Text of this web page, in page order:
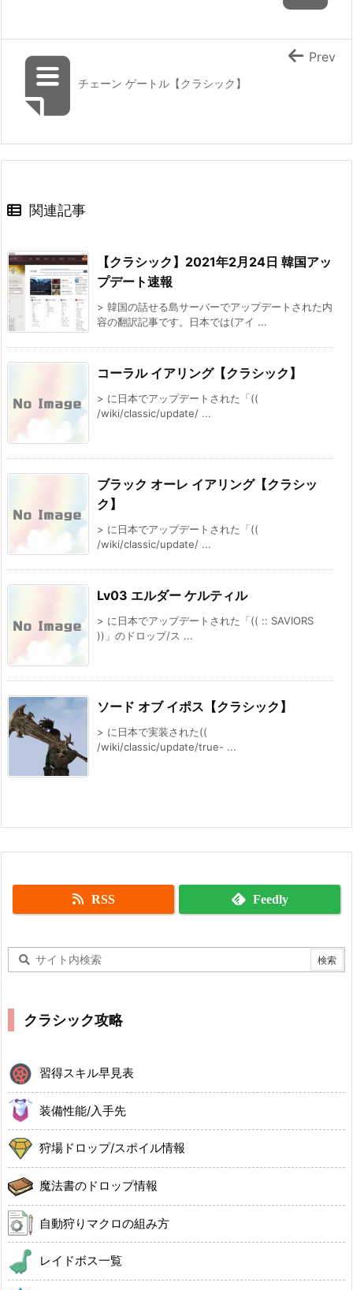
チェーン ゲートル【クラシック】
Prev
関連記事
【クラシック】2021年2月24日 韓国アッ
プデート速報
> 韓国の話せる島サーバーでアップデートされた内
容の翻訳記事です。日本では(アイ ...
コーラル イアリング【クラシック】
> に日本でアップデートされた「((
/wiki/classic/update/ ...
ブラック オーレ イアリング【クラシッ
ク】
> に日本でアップデートされた「((
/wiki/classic/update/ ...
Lv03 エルダー ケルティル
> に日本でアップデートされた「(( :: SAVIORS
))」のドロップ/ス ...
ソード オブ イポス【クラシック】
> に日本で実装された((
/wiki/classic/update/true- ...
RSS Feedly
クラシック攻略
習得スキル早見表
装備性能/入手先
狩場ドロップ/スポイル情報
魔法書のドロップ情報
自動狩りマクロの組み方
レイドボス一覧